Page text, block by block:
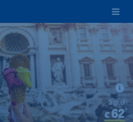
€62*
a.p.d